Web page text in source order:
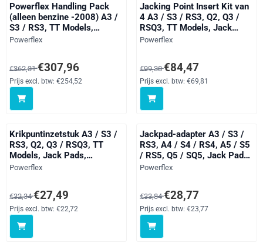
Powerflex Handling Pack
(alleen benzine -2008) A3 /
S3 / RS3, TT Models,
Handling Packs, Leon
Merk:
Powerflex
Van 362,31 voor 307,96, exclusief btw: 254,52
€362,31€307,96
Prijs excl. btw: €254,52
Jacking Point Insert Kit van
4 A3 / S3 / RS3, Q2, Q3 /
RSQ3, TT Models, Jack
Pads, Alhambra Models,
5L, Beetle Models, Bora
Models, Caddy Models, CC,
Eos 1F, Golf, Jetta Models,
Passat Models, Sciro
Merk:
Powerflex
Van 99,38 voor 84,47, exclusief
€99,38€84,47
Prijs excl. btw: €69,81
Krikpuntinzetstuk A3 / S3 /
RS3, Q2, Q3 / RSQ3, TT
Models, Jack Pads,
Alhambra Models, Leon
5L, Beetle Models, Bora
Models, Caddy Models, CC,
Eos 1F, Golf, Jetta Models,
Passat Models, Scirocco
Models, S
Merk:
Powerflex
Van 32,34 voor 27,49, exclusief btw: 22,72
€32,34€27,49
Prijs excl. btw: €22,72
Jackpad-adapter A3 / S3 /
RS3, A4 / S4 / RS4, A5 / S5
/ RS5, Q5 / SQ5, Jack Pads,
Altea 5P (2004-), Leon
Models, Scirocco Models,
straat
Merk:
Powerflex
Van 33,84 voor 28,77, exclusief
€33,84€28,77
Prijs excl. btw: €23,77